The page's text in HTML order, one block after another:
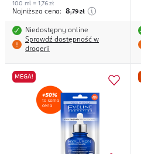
100 ml = 1,76 zł
Najniższa cena: 8,79 zł
Niedostępny online
Sprawdź dostępność w
drogerii
MEGA!